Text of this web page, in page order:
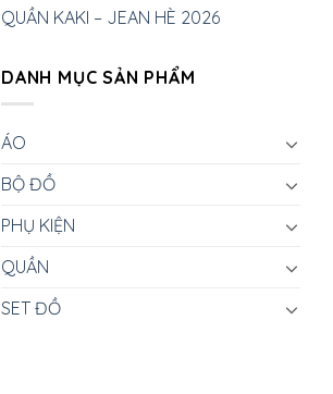
QUẦN KAKI – JEAN HÈ 2026
DANH MỤC SẢN PHẨM
ÁO
BỘ ĐỒ
PHỤ KIỆN
QUẦN
SET ĐỒ